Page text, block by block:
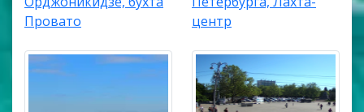
Провато
центр